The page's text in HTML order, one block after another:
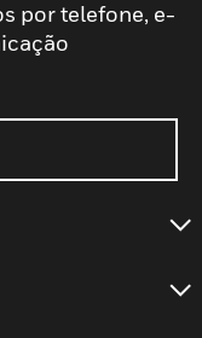
por telefone, e-